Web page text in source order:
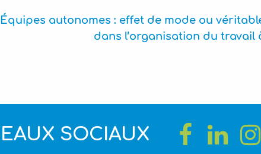
Équipes autonomes : effet de mode ou
dans l’organisation du travail
SOCIAUX